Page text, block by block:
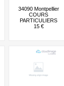
34090 Montpellier
COURS
PARTICULIERS
15 €